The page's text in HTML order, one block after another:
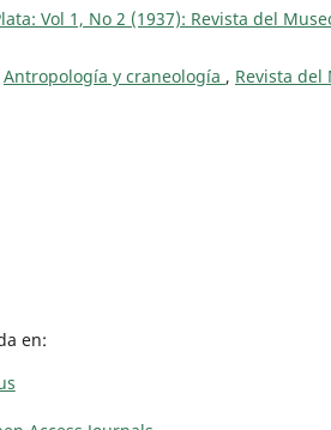
Vol 1, No 2 (1937): Revista del
Antropología y craneología , Revista del
en: